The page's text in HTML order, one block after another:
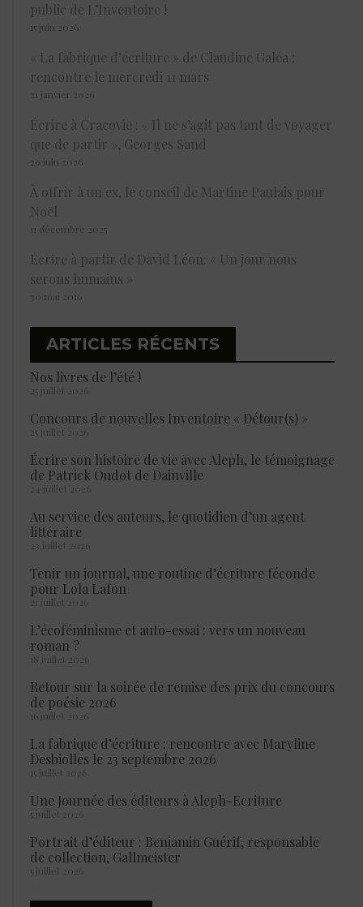
public de L’Inventoire !
15 juin 2026
« La fabrique d’écriture » de Claudine Galéa :
rencontre le mercredi 11 mars
21 janvier 2026
Écrire à Cracovie : « Il ne s’agit pas tant de voyager
que de partir », Georges Sand
29 juin 2026
À offrir à un ex, le conseil de Martine Paulais pour
Noël
11 décembre 2025
Ecrire à partir de David Léon: « Un jour nous
serons humains »
30 mai 2016
ARTICLES RÉCENTS
Nos livres de l’été !
25 juillet 2026
Concours de nouvelles Inventoire « Détour(s) »
25 juillet 2026
Écrire son histoire de vie avec Aleph, le témoignage
de Patrick Oudot de Dainville
24 juillet 2026
Au service des auteurs, le quotidien d’un agent
littéraire
23 juillet 2026
Tenir un journal, une routine d’écriture féconde
pour Lola Lafon
21 juillet 2026
L’écoféminisme et auto-essai : vers un nouveau
roman ?
18 juillet 2026
Retour sur la soirée de remise des prix du concours
de poésie 2026
16 juillet 2026
La fabrique d’écriture : rencontre avec Maryline
Desbiolles le 23 septembre 2026
15 juillet 2026
Une Journée des éditeurs à Aleph-Ecriture
5 juillet 2026
Portrait d’éditeur : Benjamin Guérif, responsable
de collection, Gallmeister
5 juillet 2026